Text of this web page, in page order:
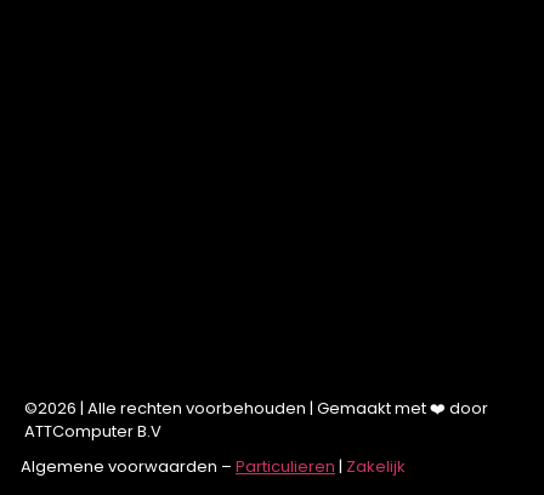
©2026 | Alle rechten voorbehouden | Gemaakt met ❤️ door
ATTComputer B.V
Algemene voorwaarden – Particulieren | Zakelijk